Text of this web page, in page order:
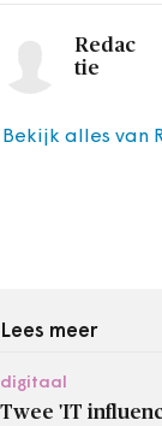
Redac
tie
Bekijk alles van
Lees meer
digitaal
Twee 'IT